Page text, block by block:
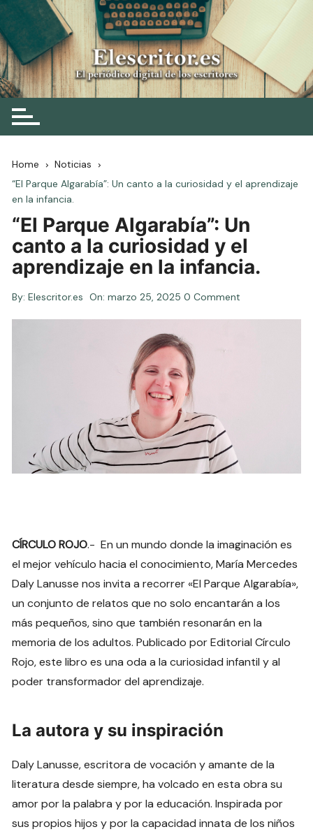
Skip
to
content
Elescritor.es
El periódico digital de los escritores
Home
Noticias
“El Parque Algarabía”: Un canto a la curiosidad y el aprendizaje
en la infancia.
“El Parque Algarabía”: Un
canto a la curiosidad y el
aprendizaje en la infancia.
By: Elescritor.es On:marzo 25, 2025 0 Comment
CÍRCULO ROJO.- En un mundo donde la imaginación es
el mejor vehículo hacia el conocimiento, María Mercedes
Daly Lanusse nos invita a recorrer «El Parque Algarabía»,
un conjunto de relatos que no solo encantarán a los
más pequeños, sino que también resonarán en la
memoria de los adultos. Publicado por Editorial Círculo
Rojo, este libro es una oda a la curiosidad infantil y al
poder transformador del aprendizaje.
La autora y su inspiración
Daly Lanusse, escritora de vocación y amante de la
literatura desde siempre, ha volcado en esta obra su
amor por la palabra y por la educación. Inspirada por
sus propios hijos y por la capacidad innata de los niños